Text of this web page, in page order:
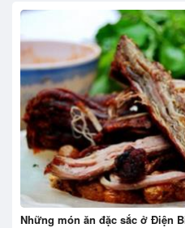
Những món ăn đặc sắc ở Điện